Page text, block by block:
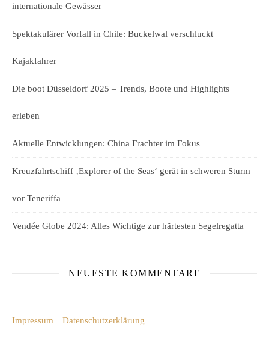
internationale Gewässer
Spektakulärer Vorfall in Chile: Buckelwal verschluckt
Kajakfahrer
Die boot Düsseldorf 2025 – Trends, Boote und Highlights
erleben
Aktuelle Entwicklungen: China Frachter im Fokus
Kreuzfahrtschiff ‚Explorer of the Seas‘ gerät in schweren Sturm
vor Teneriffa
Vendée Globe 2024: Alles Wichtige zur härtesten Segelregatta
NEUESTE KOMMENTARE
Impressum | Datenschutzerklärung